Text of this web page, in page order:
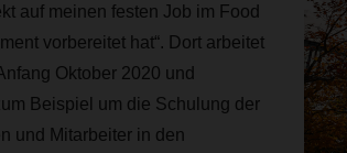
auf meinen festen Job im Food
vorbereitet hat“. Dort arbeitet
Oktober 2020 und
Beispiel um die Schulung der
und Mitarbeiter in den